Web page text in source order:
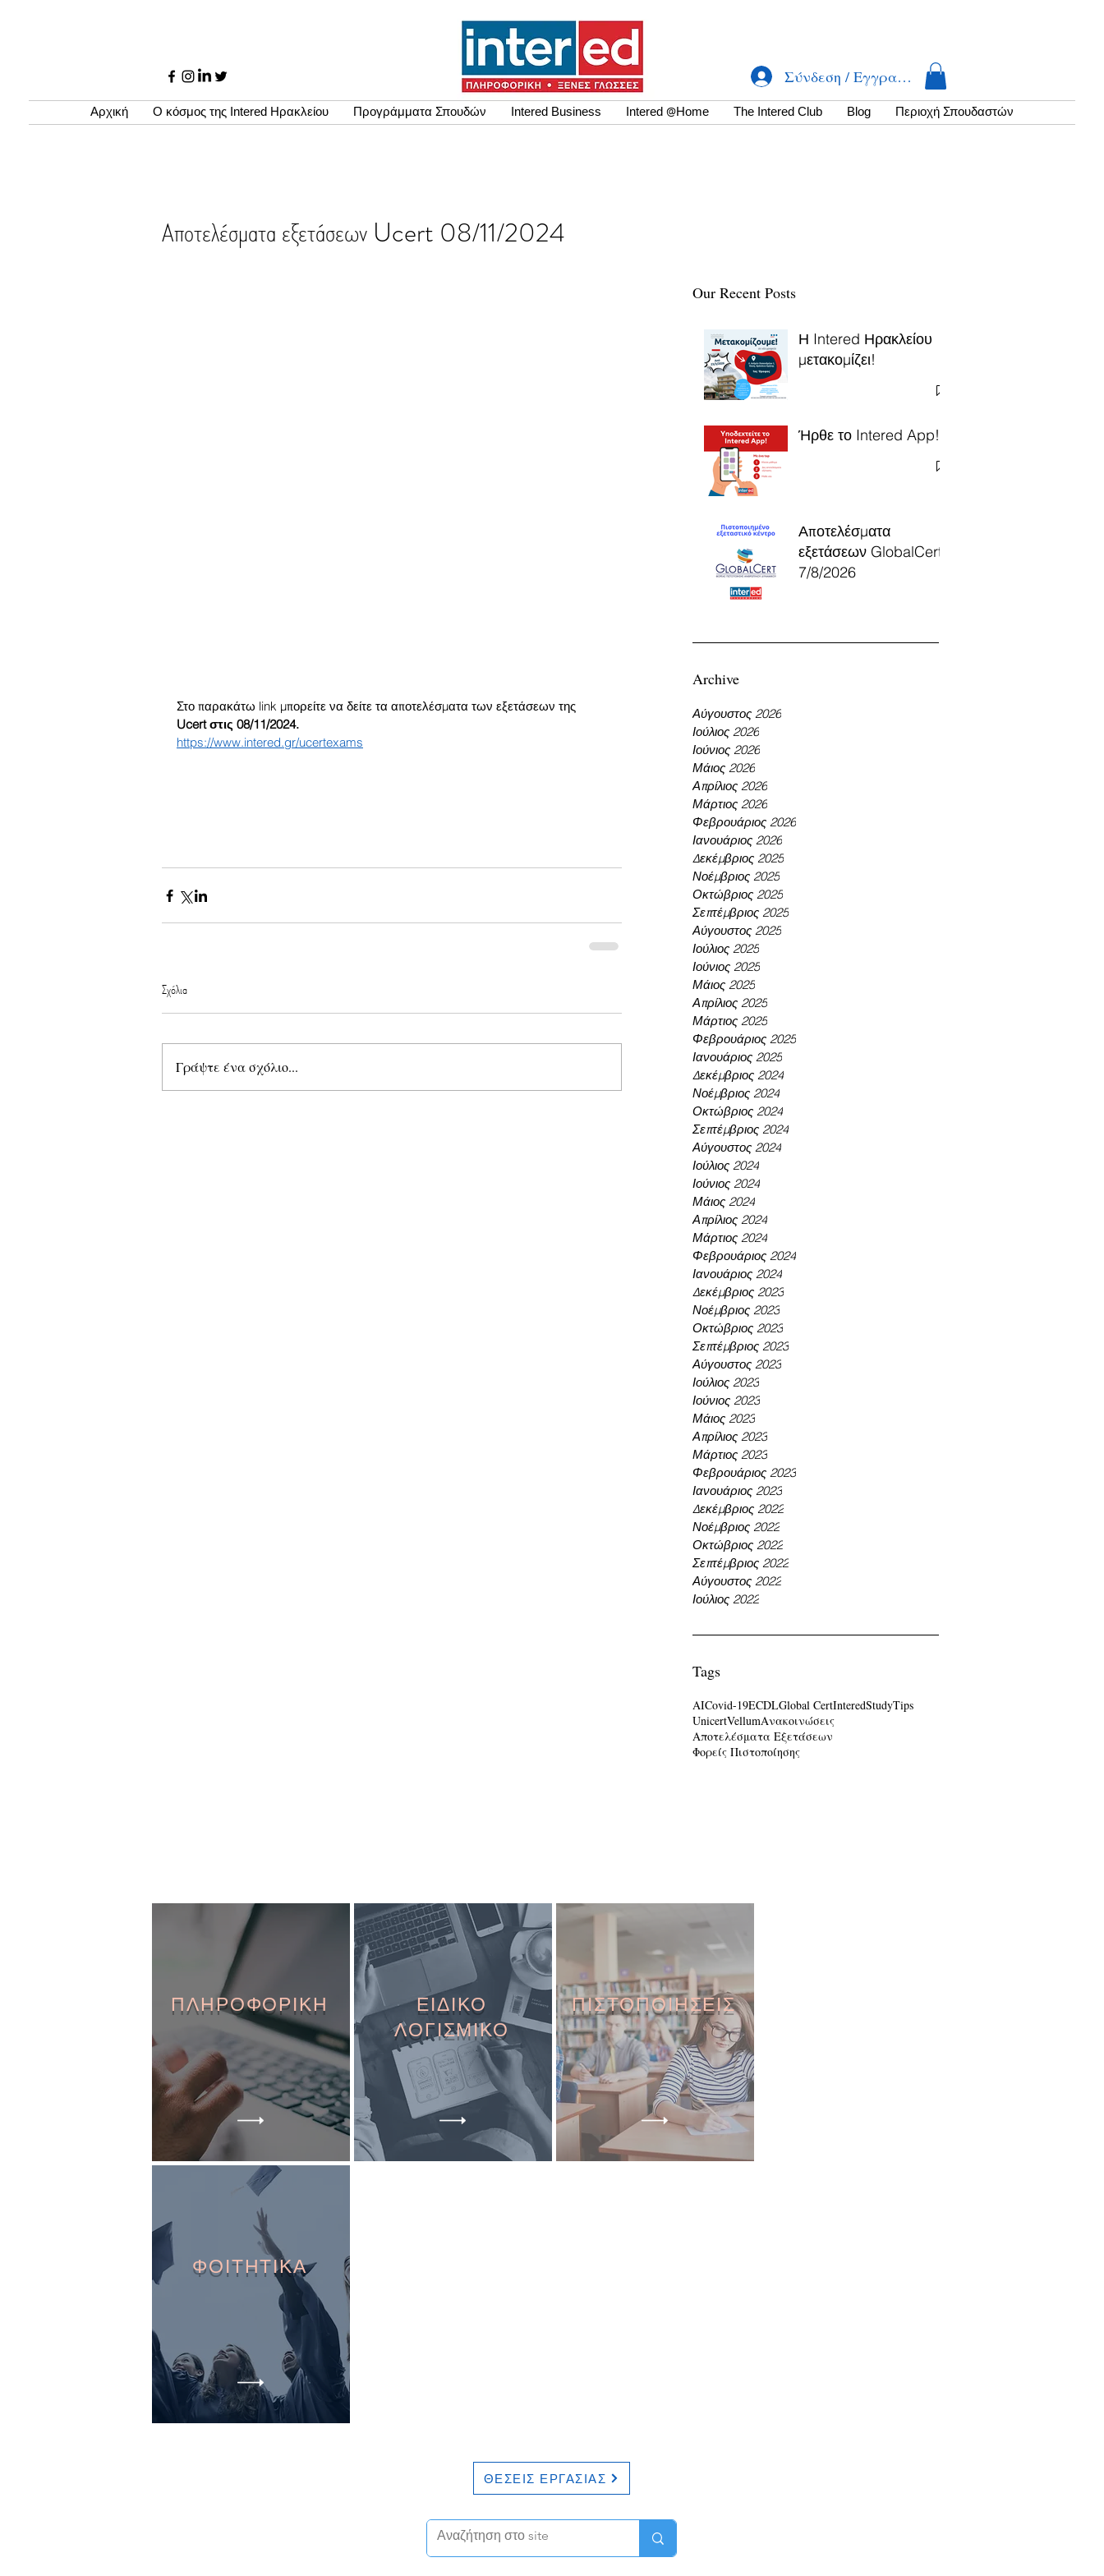
Σύνδεση / Εγγραφή
Αρχική Ο κόσμος της Intered Ηρακλείου Προγράμματα Σπουδών Intered Business Intered @Home The Intered Club Βlog Περιοχή Σπουδαστών
Our Recent Posts
Η Intered Ηρακλείου
μετακομίζει!
Ήρθε το Intered App!
Αποτελέσματα
εξετάσεων GlobalCert
7/8/2026
Archive
Αύγουστος 2026
Ιούλιος 2026
Ιούνιος 2026
Μάιος 2026
Απρίλιος 2026
Μάρτιος 2026
Φεβρουάριος 2026
Ιανουάριος 2026
Δεκέμβριος 2025
Νοέμβριος 2025
Οκτώβριος 2025
Σεπτέμβριος 2025
Αύγουστος 2025
Ιούλιος 2025
Ιούνιος 2025
Μάιος 2025
Απρίλιος 2025
Μάρτιος 2025
Φεβρουάριος 2025
Ιανουάριος 2025
Δεκέμβριος 2024
Νοέμβριος 2024
Οκτώβριος 2024
Σεπτέμβριος 2024
Αύγουστος 2024
Ιούλιος 2024
Ιούνιος 2024
Μάιος 2024
Απρίλιος 2024
Μάρτιος 2024
Φεβρουάριος 2024
Ιανουάριος 2024
Δεκέμβριος 2023
Νοέμβριος 2023
Οκτώβριος 2023
Σεπτέμβριος 2023
Αύγουστος 2023
Ιούλιος 2023
Ιούνιος 2023
Μάιος 2023
Απρίλιος 2023
Μάρτιος 2023
Φεβρουάριος 2023
Ιανουάριος 2023
Δεκέμβριος 2022
Νοέμβριος 2022
Οκτώβριος 2022
Σεπτέμβριος 2022
Αύγουστος 2022
Ιούλιος 2022
Tags
AICovid-19ECDLGlobal CertInteredStudyTips
UnicertVellumΑνακοινώσεις
Αποτελέσματα Εξετάσεων
Φορείς Πιστοποίησης
Αποτελέσματα εξετάσεων Ucert 08/11/2024
Στο παρακάτω link μπορείτε να δείτε τα αποτελέσματα των εξετάσεων της
Ucert στις 08/11/2024.
https://www.intered.gr/ucertexams
Σχόλια
Γράψτε ένα σχόλιο...
ΠΛΗΡΟΦΟΡΙΚΗ
ΕΙΔΙΚΟ
ΛΟΓΙΣΜΙΚΟ
ΠΙΣΤΟΠΟΙΗΣΕΙΣ
ΦΟΙΤΗΤΙΚΑ
ΘΕΣΕΙΣ ΕΡΓΑΣΙΑΣ